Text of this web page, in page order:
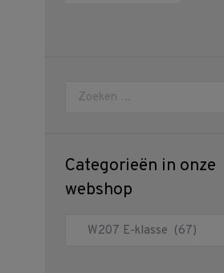
Zoeken:
Categorieën in onze
webshop